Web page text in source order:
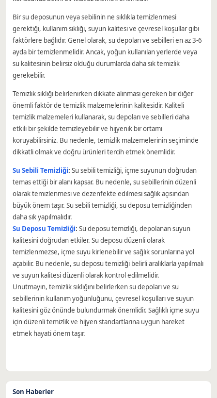
Bir su deposunun veya sebilinin ne sıklıkla temizlenmesi
gerektiği, kullanım sıklığı, suyun kalitesi ve çevresel koşullar gibi
faktörlere bağlıdır. Genel olarak, su depoları ve sebilleri en az 3-6
ayda bir temizlenmelidir. Ancak, yoğun kullanılan yerlerde veya
su kalitesinin belirsiz olduğu durumlarda daha sık temizlik
gerekebilir.
Temizlik sıklığı belirlenirken dikkate alınması gereken bir diğer
önemli faktör de temizlik malzemelerinin kalitesidir. Kaliteli
temizlik malzemeleri kullanarak, su depoları ve sebilleri daha
etkili bir şekilde temizleyebilir ve hijyenik bir ortamı
koruyabilirsiniz. Bu nedenle, temizlik malzemelerinin seçiminde
dikkatli olmak ve doğru ürünleri tercih etmek önemlidir.
Su Sebili Temizliği: Su sebili temizliği, içme suyunun doğrudan
temas ettiği bir alanı kapsar. Bu nedenle, su sebillerinin düzenli
olarak temizlenmesi ve dezenfekte edilmesi sağlık açısından
büyük önem taşır. Su sebili temizliği, su deposu temizliğinden
daha sık yapılmalıdır.
Su Deposu Temizliği: Su deposu temizliği, depolanan suyun
kalitesini doğrudan etkiler. Su deposu düzenli olarak
temizlenmezse, içme suyu kirlenebilir ve sağlık sorunlarına yol
açabilir. Bu nedenle, su deposu temizliği belirli aralıklarla yapılmalı
ve suyun kalitesi düzenli olarak kontrol edilmelidir.
Unutmayın, temizlik sıklığını belirlerken su depoları ve su
sebillerinin kullanım yoğunluğunu, çevresel koşulları ve suyun
kalitesini göz önünde bulundurmak önemlidir. Sağlıklı içme suyu
için düzenli temizlik ve hijyen standartlarına uygun hareket
etmek hayati önem taşır.
Son Haberler